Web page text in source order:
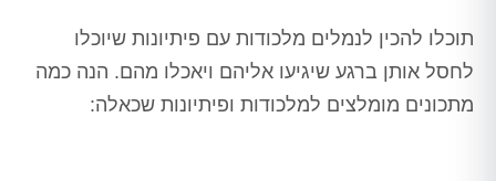
תוכלו להכין לנמלים מלכודות עם פיתיונות שיוכלו
לחסל אותן ברגע שיגיעו אליהם ויאכלו מהם. הנה כמה
מתכונים מומלצים למלכודות ופיתיונות שכאלה: